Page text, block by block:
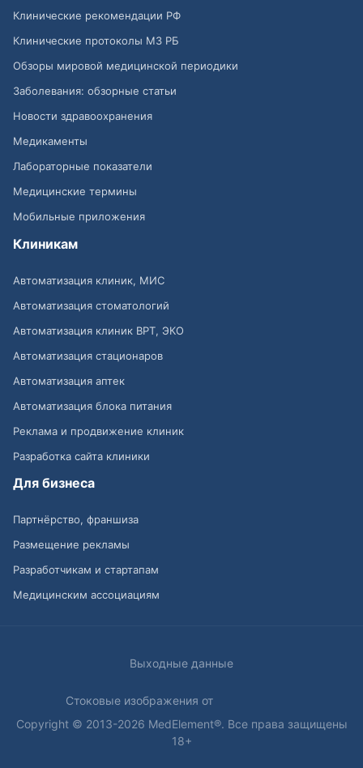
Клинические рекомендации РФ
Клинические протоколы МЗ РБ
Обзоры мировой медицинской периодики
Заболевания: обзорные статьи
Новости здравоохранения
Медикаменты
Лабораторные показатели
Медицинские термины
Мобильные приложения
Клиникам
Автоматизация клиник, МИС
Автоматизация стоматологий
Автоматизация клиник ВРТ, ЭКО
Автоматизация стационаров
Автоматизация аптек
Автоматизация блока питания
Реклама и продвижение клиник
Разработка сайта клиники
Для бизнеса
Партнёрство, франшиза
Размещение рекламы
Разработчикам и стартапам
Медицинским ассоциациям
Выходные данные
Стоковые изображения от
Copyright © 2013-2026 MedElement®. Все права защищены
18+